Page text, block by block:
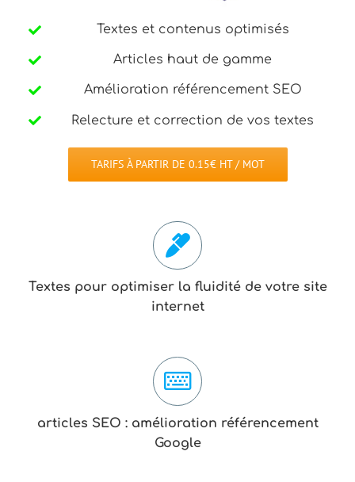
Textes et contenus optimisés
Articles haut de gamme
Amélioration référencement SEO
Relecture et correction de vos textes
TARIFS À PARTIR DE 0.15€ HT / MOT
Textes pour optimiser la fluidité de votre site
internet
articles SEO : amélioration référencement
Google